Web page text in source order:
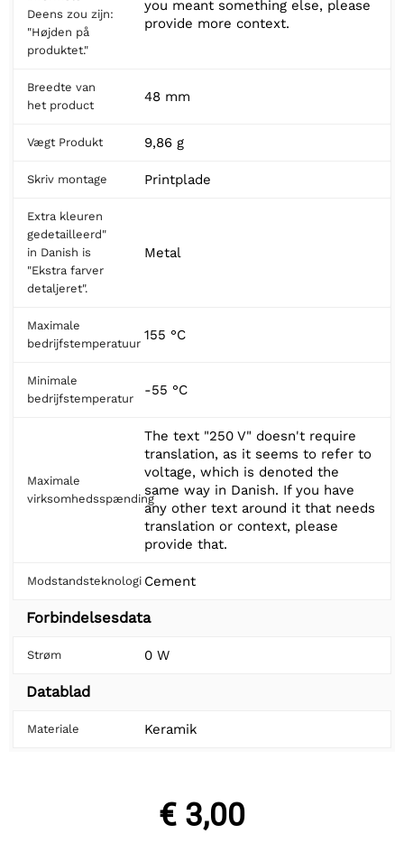
Deens zou zijn:
"Højden på
produktet."
you meant something else, please
provide more context.
Breedte van
het product
48 mm
Vægt Produkt 9,86 g
Skriv montage Printplade
Extra kleuren
gedetailleerd"
in Danish is
"Ekstra farver
detaljeret".
Metal
Maximale
bedrijfstemperatuur
155 °C
Minimale
bedrijfstemperatur
-55 °C
Maximale
virksomhedsspænding
The text "250 V" doesn't require
translation, as it seems to refer to
voltage, which is denoted the
same way in Danish. If you have
any other text around it that needs
translation or context, please
provide that.
Modstandsteknologi Cement
Forbindelsesdata
Strøm 0 W
Datablad
Materiale Keramik
€ 3,00